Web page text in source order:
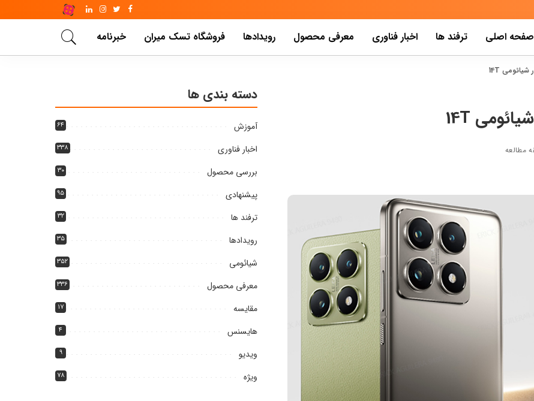
صفحه اصلی ترفند ها اخبار فناوری معرفی محصول رویدادها فروشگاه تسک میران خبرنامه
دسته بندی ها
آموزش ۶۴
اخبار فناوری ۳۳۸
بررسی محصول ۳۰
پیشنهادی ۹۵
ترفند ها ۳۲
رویدادها ۳۵
شیائومی ۳۵۲
معرفی محصول ۳۳۶
مقایسه ۱۷
هایسنس ۴
ویدیو ۹
ویژه ۷۸